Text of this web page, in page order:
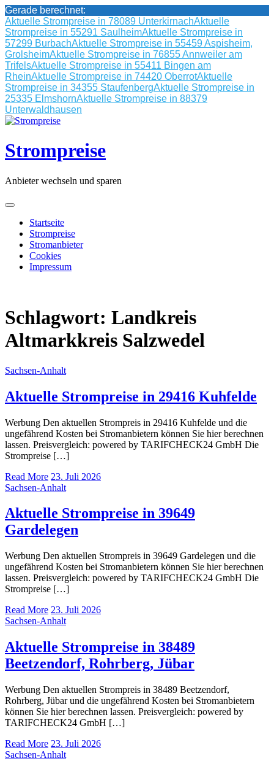
Gerade berechnet:
Aktuelle Strompreise in 78089 UnterkirnachAktuelle
Strompreise in 55291 SaulheimAktuelle Strompreise in
57299 BurbachAktuelle Strompreise in 55459 Aspisheim,
GrolsheimAktuelle Strompreise in 76855 Annweiler am
TrifelsAktuelle Strompreise in 55411 Bingen am
RheinAktuelle Strompreise in 74420 OberrotAktuelle
Strompreise in 34355 StaufenbergAktuelle Strompreise in
25335 ElmshornAktuelle Strompreise in 88379
Unterwaldhausen
Skip
content
Strompreise
Anbieter wechseln und sparen
Startseite
Strompreise
Stromanbieter
Cookies
Impressum
Schlagwort: Landkreis
Altmarkkreis Salzwedel
Sachsen-Anhalt
Aktuelle Strompreise in 29416 Kuhfelde
Werbung Den aktuellen Strompreis in 29416 Kuhfelde und die
ungefährend Kosten bei Stromanbietern können Sie hier berechnen
lassen. Preisvergleich: powered by TARIFCHECK24 GmbH Die
Strompreise […]
Read More 23. Juli 2026
Sachsen-Anhalt
Aktuelle Strompreise in 39649
Gardelegen
Werbung Den aktuellen Strompreis in 39649 Gardelegen und die
ungefährend Kosten bei Stromanbietern können Sie hier berechnen
lassen. Preisvergleich: powered by TARIFCHECK24 GmbH Die
Strompreise […]
Read More 23. Juli 2026
Sachsen-Anhalt
Aktuelle Strompreise in 38489
Beetzendorf, Rohrberg, Jübar
Werbung Den aktuellen Strompreis in 38489 Beetzendorf,
Rohrberg, Jübar und die ungefährend Kosten bei Stromanbietern
können Sie hier berechnen lassen. Preisvergleich: powered by
TARIFCHECK24 GmbH […]
Read More 23. Juli 2026
Sachsen-Anhalt